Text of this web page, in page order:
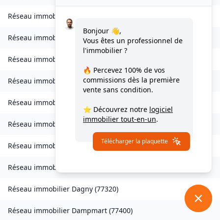
Réseau immobilier
Réseau immobilier Chessy( 77700)
Réseau immobilier
Réseau immobilier Compans(77290 )
Réseau immobilier
Réseau immobilier Coupvray(77700)
Réseau immobilier Courchamp(77560
Réseau immobilier
Réseau immobilier Dagny (77320)
Réseau immobilier Dampmart (77400)
Bonjour 👋,
Vous êtes un professionnel de
l'immobilier ?
🔥 Percevez 100% de vos
commissions dès la première
vente sans condition.
⭐ Découvrez notre logiciel
immobilier tout-en-un.
Télécharger la plaquette